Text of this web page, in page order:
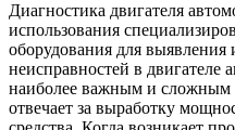
Диагностика двигателя
использования
оборудования для выявления
неисправностей в двигателе
наиболее важным и сложным
отвечает за выработку